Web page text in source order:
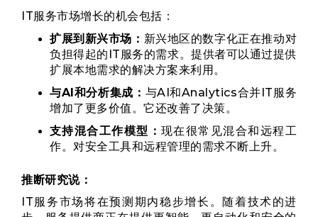
IT服务市场增长的机会包括：
扩展到新兴市场： 新兴地区的数字化正在推动对
负担得起的IT服务的需求。提供者可以通过提供
扩展本地需求的解决方案来利用。
与AI和分析集成： 与AI和Analytics合并IT服务
增加了更多价值。它还改善了决策。
支持混合工作模型：现在很常见混合和远程工
作。对安全工具和远程管理的需求不断上升。
推断研究说：
IT服务市场将在预测期内稳步增长。随着技术的进